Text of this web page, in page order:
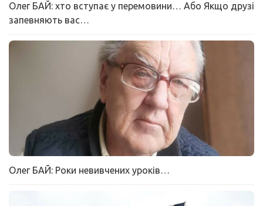
Олег БАЙ: хто вступає у перемовини… Або Якщо друзі
запевняють вас…
Олег БАЙ: Роки невивчених уроків…